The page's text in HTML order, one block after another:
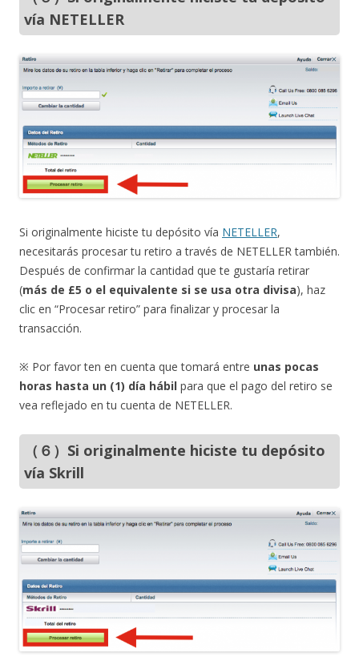
vía NETELLER
Si originalmente hiciste tu depósito vía NETELLER,
necesitarás procesar tu retiro a través de NETELLER también.
Después de confirmar la cantidad que te gustaría retirar
(más de £5 o el equivalente si se usa otra divisa), haz
clic en “Procesar retiro” para finalizar y procesar la
transacción.
※ Por favor ten en cuenta que tomará entre unas pocas
horas hasta un (1) día hábil para que el pago del retiro se
vea reflejado en tu cuenta de NETELLER.
（６）Si originalmente hiciste tu depósito
vía Skrill